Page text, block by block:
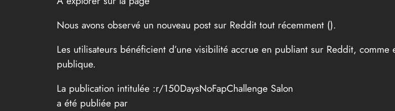
Nous avons observé un nouveau post sur Reddit tout récemment ().
Les utilisateurs bénéficient d’une visibilité accrue en publiant sur Reddit,
publique.
La publication intitulée :r/150DaysNoFapChallenge Salon
a été publiée par